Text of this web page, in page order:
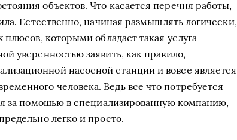
объектов. Что касается перечня работы,
Естественно, начиная размышлять логически,
которыми обладает такая услуга
уверенностью заявить, как правило,
насосной станции и вовсе является
человека. Ведь все что потребуется
за помощью в специализированную компанию,
легко и просто.